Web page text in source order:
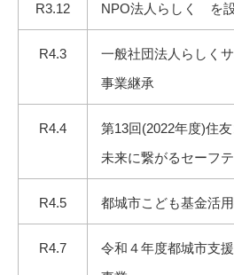
R3.12 NPO法人らしく を
R4.3
一般社団法人らしく
事業継承
R4.4
第13回(2022年度)住
未来に繋がるセーフ
R4.5 都城市こども基金活
R4.7
令和４年度都城市支